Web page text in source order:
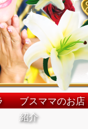
ブスママのお店
紹介